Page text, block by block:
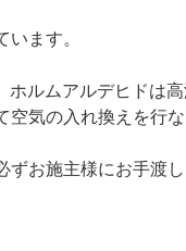
ます。
ルムアルデヒドは
気の入れ換えを行な
ずお施主様にお手